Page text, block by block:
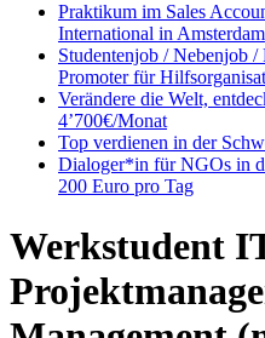
Praktikum im Sales
International in Amsterdam
Studentenjob / Nebenjob
Promoter für
Verändere die Welt,
4’700€/Monat
Top verdienen in der
Dialoger*in für NGOs in
200 Euro pro Tag
Werkstudent